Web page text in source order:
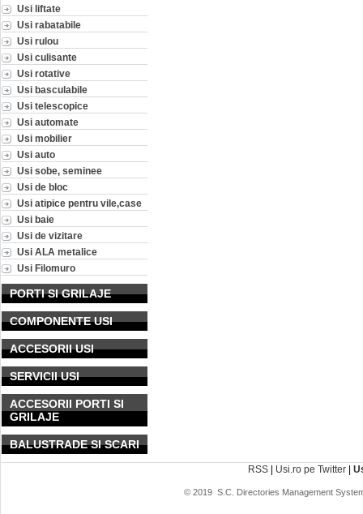
Usi liftate
Usi rabatabile
Usi rulou
Usi culisante
Usi rotative
Usi basculabile
Usi telescopice
Usi automate
Usi mobilier
Usi auto
Usi sobe, seminee
Usi de bloc
Usi atipice pentru vile,case
Usi baie
Usi de vizitare
Usi ALA metalice
Usi Filomuro
PORTI SI GRILAJE
COMPONENTE USI
ACCESORII USI
SERVICII USI
ACCESORII PORTI SI
GRILAJE
BALUSTRADE SI SCARI
RSS | Usi.ro pe Twitter |
© 2019 S.C. Directories Management